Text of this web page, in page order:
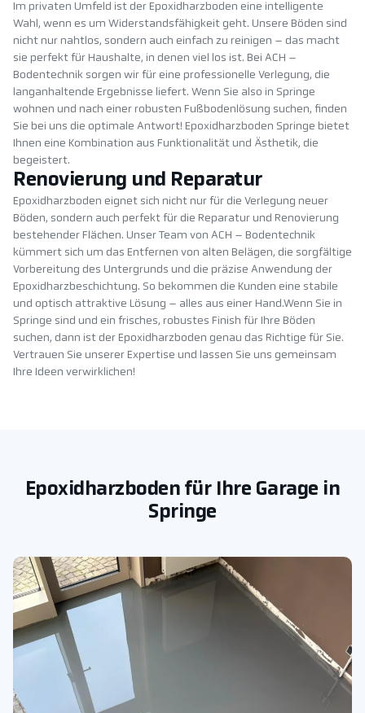
Im privaten Umfeld ist der Epoxidharzboden eine intelligente
Wahl, wenn es um Widerstandsfähigkeit geht. Unsere Böden sind
nicht nur nahtlos, sondern auch einfach zu reinigen – das macht
sie perfekt für Haushalte, in denen viel los ist. Bei ACH –
Bodentechnik sorgen wir für eine professionelle Verlegung, die
langanhaltende Ergebnisse liefert. Wenn Sie also in Springe
wohnen und nach einer robusten Fußbodenlösung suchen, finden
Sie bei uns die optimale Antwort! Epoxidharzboden Springe bietet
Ihnen eine Kombination aus Funktionalität und Ästhetik, die
begeistert.
Renovierung und Reparatur
Epoxidharzboden eignet sich nicht nur für die Verlegung neuer
Böden, sondern auch perfekt für die Reparatur und Renovierung
bestehender Flächen. Unser Team von ACH – Bodentechnik
kümmert sich um das Entfernen von alten Belägen, die sorgfältige
Vorbereitung des Untergrunds und die präzise Anwendung der
Epoxidharzbeschichtung. So bekommen die Kunden eine stabile
und optisch attraktive Lösung – alles aus einer Hand.Wenn Sie in
Springe sind und ein frisches, robustes Finish für Ihre Böden
suchen, dann ist der Epoxidharzboden genau das Richtige für Sie.
Vertrauen Sie unserer Expertise und lassen Sie uns gemeinsam
Ihre Ideen verwirklichen!
Epoxidharzboden für Ihre Garage in
Springe